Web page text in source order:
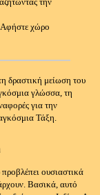
Αφήστε χώρο
δραστική μείωση του
γλώσσα, τη
για την
Τάξη.
ουσιαστικά
Βασικά, αυτό